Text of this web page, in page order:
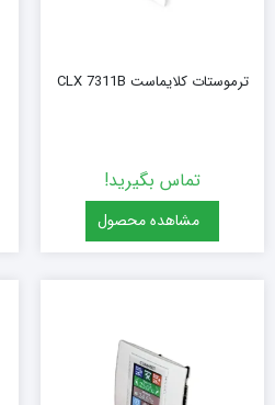
ترموستات کلایماست CLX 7311B
تماس بگیرید!
مشاهده محصول